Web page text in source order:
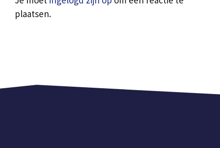
plaatsen.